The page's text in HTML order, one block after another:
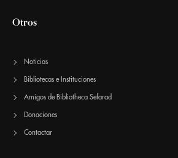
Otros
Noticias
Bibliotecas e Instituciones
Amigos de Bibliotheca Sefarad
Donaciones
Contactar